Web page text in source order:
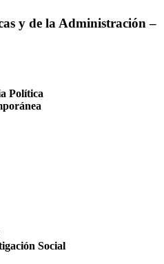
y de la Administración –
Política
Social